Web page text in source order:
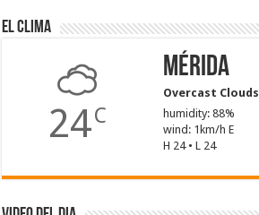
El Clima
24C
Mérida
Overcast Clouds
humidity: 88%
wind: 1km/h E
H 24 • L 24